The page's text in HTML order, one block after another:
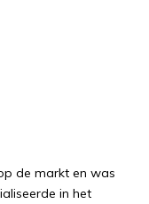
de markt en was
in het